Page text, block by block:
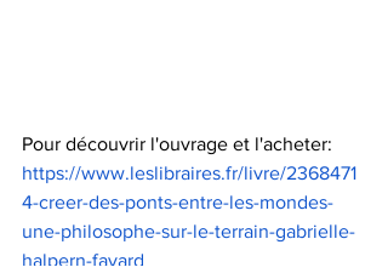
Pour découvrir l'ouvrage et l'acheter:
https://www.leslibraires.fr/livre/2368471
4-creer-des-ponts-entre-les-mondes-
une-philosophe-sur-le-terrain-gabrielle-
halpern-fayard